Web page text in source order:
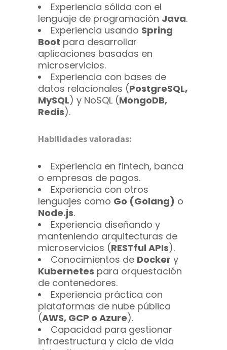
Experiencia sólida con el
lenguaje de programación Java.
Experiencia usando Spring
Boot para desarrollar
aplicaciones basadas en
microservicios.
Experiencia con bases de
datos relacionales (PostgreSQL,
MySQL) y NoSQL (MongoDB,
Redis).
Habilidades valoradas:
Experiencia en fintech, banca
o empresas de pagos.
Experiencia con otros
lenguajes como Go (Golang) o
Node.js.
Experiencia diseñando y
manteniendo arquitecturas de
microservicios (RESTful APIs).
Conocimientos de Docker y
Kubernetes para orquestación
de contenedores.
Experiencia práctica con
plataformas de nube pública
(AWS, GCP o Azure).
Capacidad para gestionar
infraestructura y ciclo de vida